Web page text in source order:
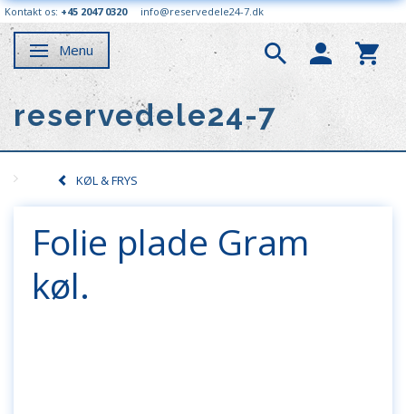
Kontakt os: +45 2047 0320 info@reservedele24-7.dk
Skifte navigation
Menu
reservedele24-7
KØL & FRYS
Folie plade Gram
køl.